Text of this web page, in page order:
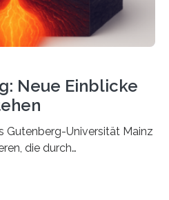
Neue Einblicke
Gutenberg-Universität Mainz
die durch
Erde darunter? Wo